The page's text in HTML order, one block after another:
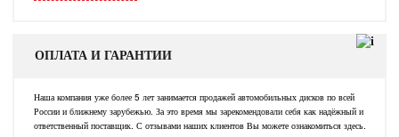
ОПЛАТА И ГАРАНТИИ
Наша компания уже более 5 лет занимается продажей автомобильных дисков по всей
России и ближнему зарубежью. За это время мы зарекомендовали себя как надёжный и
ответственный поставщик. С отзывами наших клиентов Вы можете ознакомиться здесь.